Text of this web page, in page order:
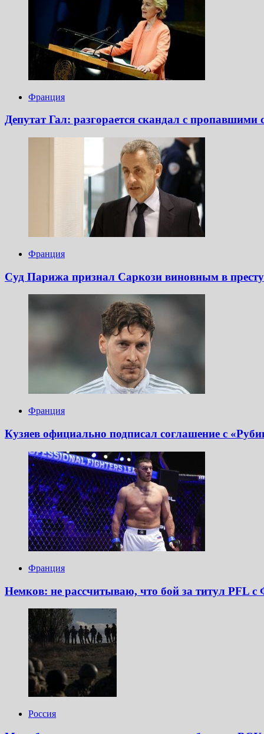
Франция
Депутат Гал: разгорается скандал с
Франция
Суд Парижа признал Саркози виновным в
Франция
Кузяев официально подписал соглашение с
Франция
Немков: не рассчитываю, что бой за титул PFL с
Россия